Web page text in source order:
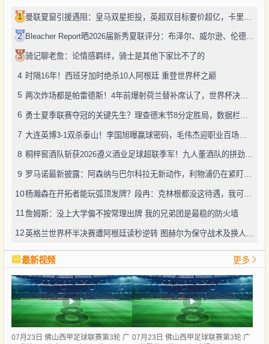
1
2 Bleacher Report晒2026届新秀夏联评分：布泽尔、威尔逊、伦德博格摘A
3 骑记聊老詹：论情感羁绊，骑士是其他下家比不了的
4 时隔16年！西班牙加时绝杀10人阿根廷 重登世界杯之巅
5 两次炸场都是帕雷德斯！4年前爆射荷兰替补席认了，世界杯决赛再演冲突
6
7 大连英博3-1双杀泰山！李国旭曝赢球密码，毛伟杰迎职业百场里程碑
8 桐梓窖酒队斩获2026遵义酒业足球超联季军！九人董酒队的拼劲太戳人
9 罗马诺最新披露：阿森纳与巴尔科拉无新动作，利物浦仍在紧盯目标
10 杨瀚森在开拓者能玩弧顶发牌？段冉：克林根都没这待遇，我可不太看好
11詹姆斯：没上大学偏不按常理出牌 我的兄弟团是最稳的防火墙
12
最新视频 更多
07月23日 佛山西甲足球联赛第3轮 广 07月23日 佛山西甲足球联赛第3轮 广